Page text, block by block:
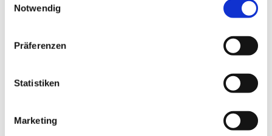
Notwendig
Präferenzen
Statistiken
Marketing